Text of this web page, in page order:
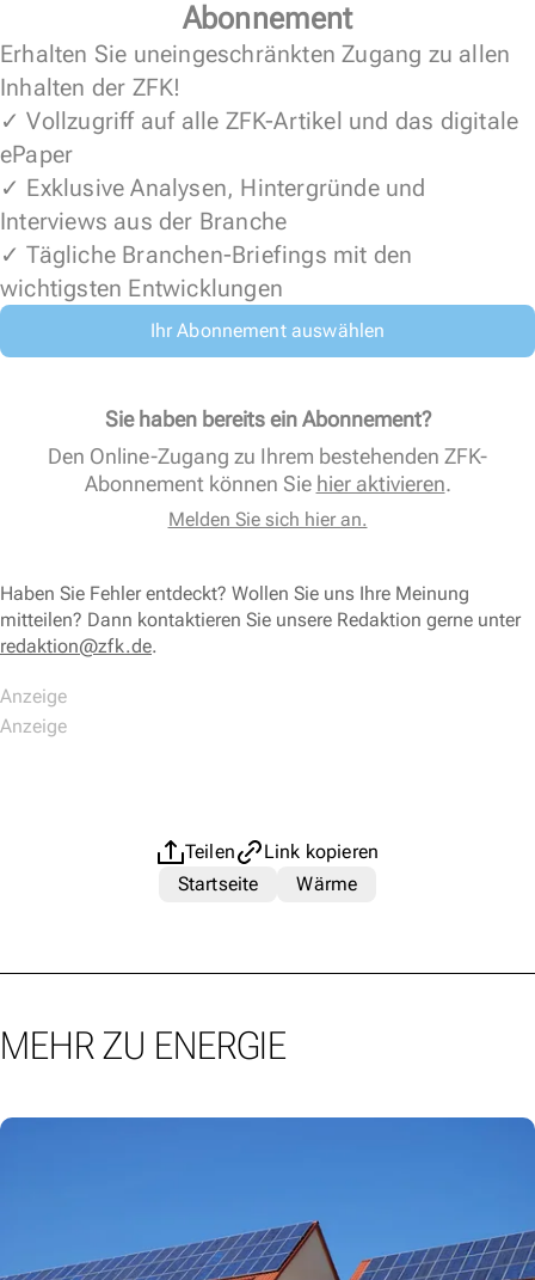
Abonnement
Erhalten Sie uneingeschränkten Zugang zu allen
Inhalten der ZFK!
✓ Vollzugriff auf alle ZFK-Artikel und das digitale
ePaper
✓ Exklusive Analysen, Hintergründe und
Interviews aus der Branche
✓ Tägliche Branchen-Briefings mit den
wichtigsten Entwicklungen
Ihr Abonnement auswählen
Sie haben bereits ein Abonnement?
Den Online-Zugang zu Ihrem bestehenden ZFK-
Abonnement können Sie hier aktivieren.
Melden Sie sich hier an.
Haben Sie Fehler entdeckt? Wollen Sie uns Ihre Meinung
mitteilen? Dann kontaktieren Sie unsere Redaktion gerne unter
redaktion@zfk.de.
Teilen
Link kopieren
Startseite
Wärme
MEHR ZU ENERGIE